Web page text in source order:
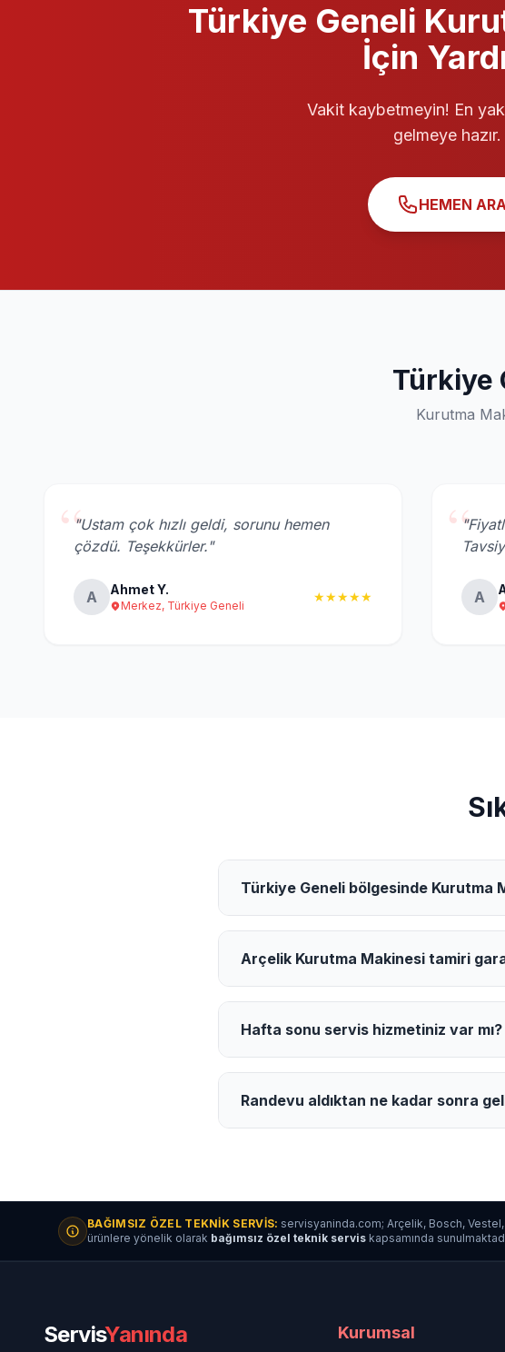
Türkiye Geneli
İçin
Vakit kaybetmeyin! En
gelmeye
HEMEN
Türkiye
Kurutma
“"Ustam çok hızlı geldi, sorunu hemen
çözdü. Teşekkürler."
A Ahmet Y.
Merkez, Türkiye Geneli
★★★★★
“
A
Türkiye Geneli bölgesinde
Arçelik Kurutma Makinesi tamiri
Hafta sonu servis hizmetiniz var mı?
Randevu aldıktan ne kadar sonra
BAĞIMSIZ ÖZEL TEKNIK SERVIS: servisyaninda.com; Arçelik, Bosch,
ürünlere yönelik olarak bağımsız özel teknik servis kapsamında
ServisYanında Kurumsal